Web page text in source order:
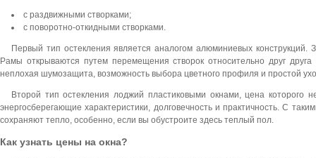
с раздвижными створками;
с поворотно-откидными створками.
Первый тип остекления является аналогом алюминиевых
Рамы открываются путем перемещения створок относительно друг
неплохая шумозащита, возможность выбора цветного профиля и простой
Второй тип остекления лоджий пластиковыми окнами, цена
энергосберегающие характеристики, долговечность и практичность. С
сохраняют тепло, особенно, если вы обустроите здесь теплый пол.
Как узнать цены на окна?